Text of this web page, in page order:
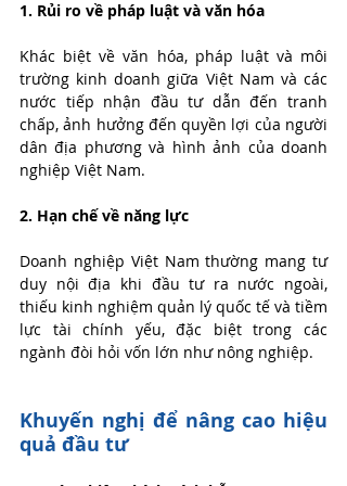
1. Rủi ro về pháp luật và văn hóa
Khác biệt về văn hóa, pháp luật và môi
trường kinh doanh giữa Việt Nam và các
nước tiếp nhận đầu tư dẫn đến tranh
chấp, ảnh hưởng đến quyền lợi của người
dân địa phương và hình ảnh của doanh
nghiệp Việt Nam.
2. Hạn chế về năng lực
Doanh nghiệp Việt Nam thường mang tư
duy nội địa khi đầu tư ra nước ngoài,
thiếu kinh nghiệm quản lý quốc tế và tiềm
lực tài chính yếu, đặc biệt trong các
ngành đòi hỏi vốn lớn như nông nghiệp.
Khuyến nghị để nâng cao hiệu
quả đầu tư